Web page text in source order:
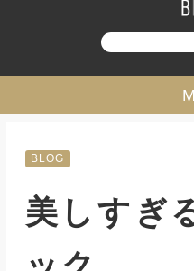
勉
BLOG
美しすぎ